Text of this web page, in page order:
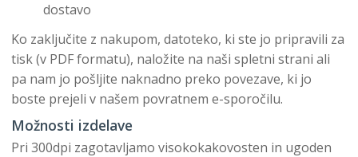
dostavo
Ko zaključite z nakupom, datoteko, ki ste jo pripravili za
tisk (v PDF formatu), naložite na naši spletni strani ali
pa nam jo pošljite naknadno preko povezave, ki jo
boste prejeli v našem povratnem e-sporočilu.
Možnosti izdelave
Pri 300dpi zagotavljamo visokokakovosten in ugoden